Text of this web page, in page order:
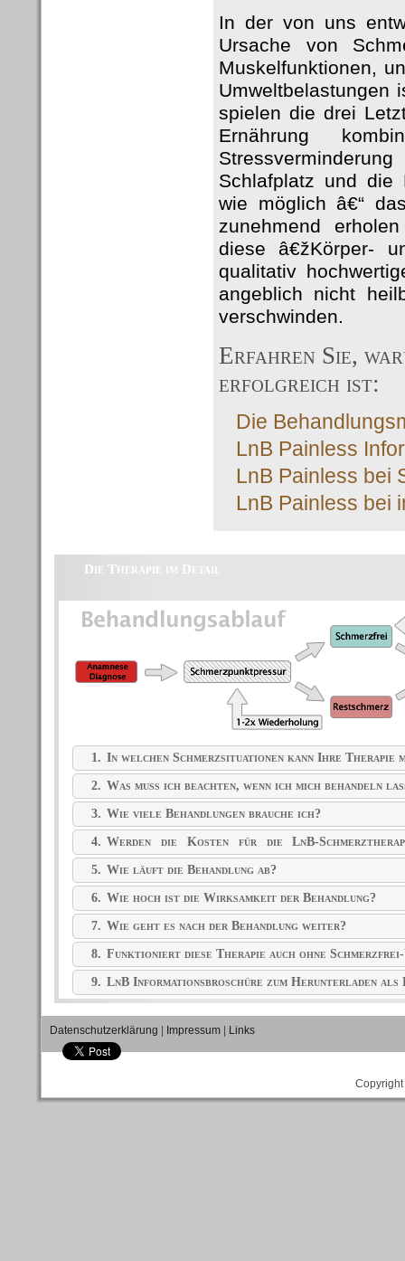
In der von uns
Ursache von
Muskelfunktionen,
Umweltbelastungen
spielen die drei
Ernährung
Schlafplatz und die
wie möglich â€“
zunehmend
diese â€žKörper-
qualitativ
angeblich nicht
verschwinden.
Erfahren Sie,
erfolgreich ist:
Die
LnB Painless
LnB Painless bei
LnB Painless bei
Die Therapie im Detail
1. In welchen Schmerzsituationen kann Ihre Therapie
2. Was muss ich beachten, wenn ich mich behandeln
3. Wie viele Behandlungen brauche ich?
4. Werden die Kosten für die LnB-
übernommen?
5. Wie läuft die Behandlung ab?
6. Wie hoch ist die Wirksamkeit der Behandlung?
7. Wie geht es nach der Behandlung weiter?
8. Funktioniert diese Therapie auch ohne Schmerzfrei-
9. LnB Informationsbroschüre zum Herunterladen als
Datenschutzerklärung Impressum Links